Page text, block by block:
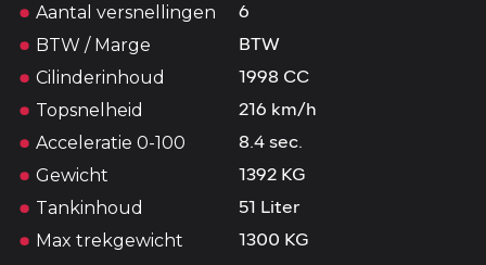
Aantal versnellingen 6
BTW / Marge BTW
Cilinderinhoud 1998 CC
Topsnelheid 216 km/h
Acceleratie 0-100 8.4 sec.
Gewicht 1392 KG
Tankinhoud 51 Liter
Max trekgewicht 1300 KG